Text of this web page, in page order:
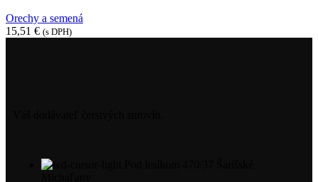
Orechy a semená
15,51 € (s DPH)